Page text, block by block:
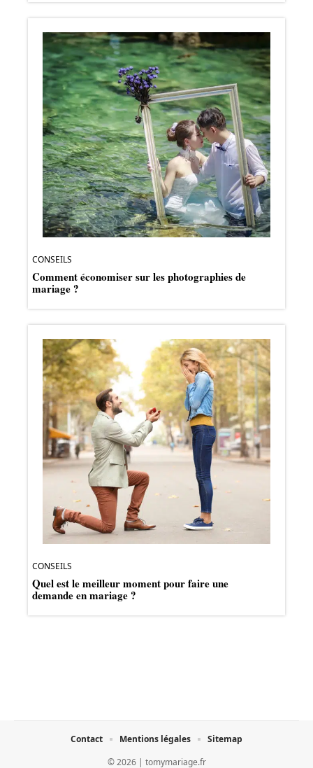
CONSEILS
Comment économiser sur les photographies de
mariage ?
CONSEILS
Quel est le meilleur moment pour faire une
demande en mariage ?
© 2026 | tomymariage.fr
Contact Mentions légales Sitemap